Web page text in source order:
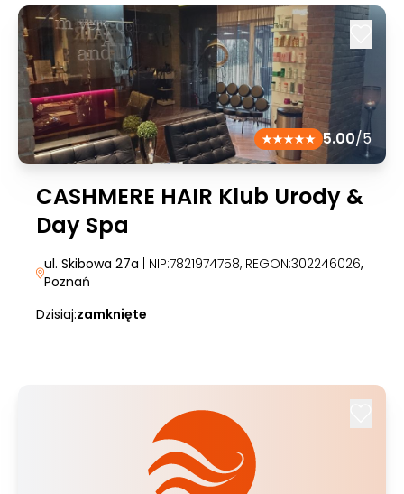
5.00/5
CASHMERE HAIR Klub Urody &
Day Spa
ul. Skibowa 27a | NIP:7821974758, REGON:302246026,
Poznań
Dzisiaj:zamknięte